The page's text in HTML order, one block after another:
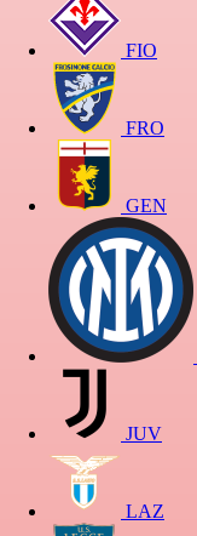
FIO
FRO
GEN
JUV
LAZ